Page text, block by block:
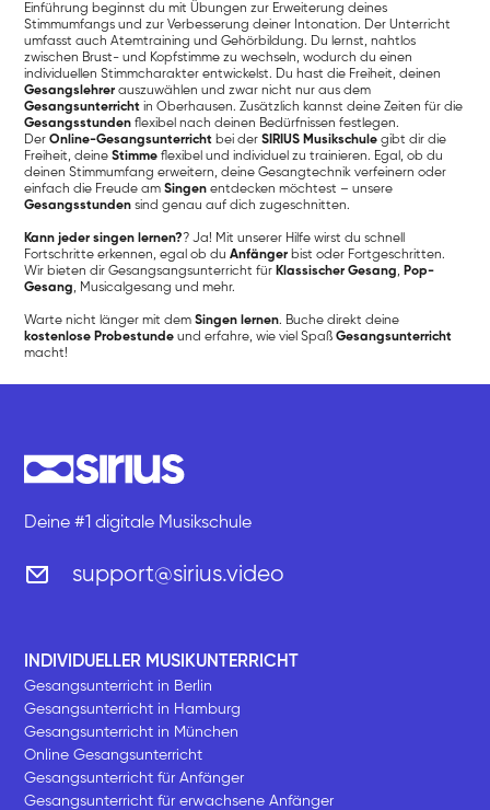
Einführung beginnst du mit Übungen zur Erweiterung deines
Stimmumfangs und zur Verbesserung deiner Intonation. Der Unterricht
umfasst auch Atemtraining und Gehörbildung. Du lernst, nahtlos
zwischen Brust- und Kopfstimme zu wechseln, wodurch du einen
individuellen Stimmcharakter entwickelst. Du hast die Freiheit, deinen
Gesangslehrer auszuwählen und zwar nicht nur aus dem
Gesangsunterricht in Oberhausen. Zusätzlich kannst deine Zeiten für die
Gesangsstunden flexibel nach deinen Bedürfnissen festlegen.
DerOnline-Gesangsunterricht bei derSIRIUS Musikschule gibt dir die
Freiheit, deineStimme flexibel und individuel zu trainieren. Egal, ob du
deinen Stimmumfang erweitern, deine Gesangtechnik verfeinern oder
einfach die Freude amSingen entdecken möchtest – unsere
Gesangsstunden sind genau auf dich zugeschnitten.
Kann jeder singen lernen?? Ja! Mit unserer Hilfe wirst du schnell
Fortschritte erkennen, egal ob duAnfänger bist oder Fortgeschritten.
Wir bieten dir Gesangsangsunterricht für Klassischer Gesang, Pop-
Gesang, Musicalgesang und mehr.
Warte nicht länger mit demSingen lernen. Buche direkt deine
kostenlose Probestunde und erfahre, wie viel SpaßGesangsunterricht
macht!
Deine #1 digitale Musikschule
support@sirius.video
INDIVIDUELLER MUSIKUNTERRICHT
Gesangsunterricht in Berlin
Gesangsunterricht in Hamburg
Gesangsunterricht in München
Online Gesangsunterricht
Gesangsunterricht für Anfänger
Gesangsunterricht für erwachsene Anfänger